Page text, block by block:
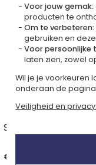
Spaarpot
€ 39,90
Voor jouw gemak:
producten te
Om te verbeteren:
gebruiken en
Voor persoonlijke
laten zien, zowel
Wil je je voorkeuren
onderaan de
Veiligheid en privacy.